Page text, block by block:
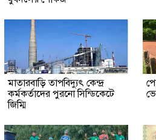
মাতারবাড়ি তাপবিদ্যুৎ কেন্দ্র
কর্মকর্তাদের পুরনো সিন্ডিকেটে
জিম্মি